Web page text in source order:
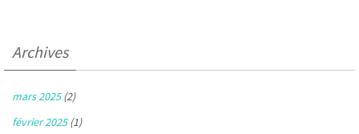
Archives
mars 2025(2)
février 2025(1)